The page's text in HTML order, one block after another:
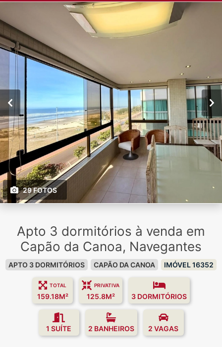
29 FOTOS
Apto 3 dormitórios à venda em
Capão da Canoa, Navegantes
APTO 3 DORMITÓRIOS CAPÃO DA CANOA IMÓVEL 16352
TOTAL
159.18M²
PRIVATIVA
125.8M² 3 DORMITÓRIOS
1 SUÍTE 2 BANHEIROS 2 VAGAS